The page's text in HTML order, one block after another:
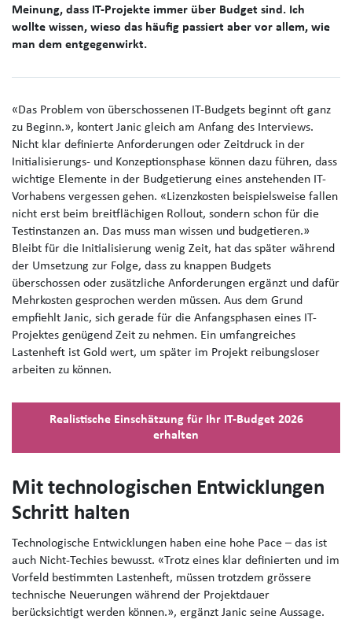
Meinung, dass IT-Projekte immer über Budget sind. Ich
wollte wissen, wieso das häufig passiert aber vor allem, wie
man dem entgegenwirkt.
«Das Problem von überschossenen IT-Budgets beginnt oft ganz
zu Beginn.», kontert Janic gleich am Anfang des Interviews.
Nicht klar definierte Anforderungen oder Zeitdruck in der
Initialisierungs- und Konzeptionsphase können dazu führen, dass
wichtige Elemente in der Budgetierung eines anstehenden IT-
Vorhabens vergessen gehen. «Lizenzkosten beispielsweise fallen
nicht erst beim breitflächigen Rollout, sondern schon für die
Testinstanzen an. Das muss man wissen und budgetieren.»
Bleibt für die Initialisierung wenig Zeit, hat das später während
der Umsetzung zur Folge, dass zu knappen Budgets
überschossen oder zusätzliche Anforderungen ergänzt und dafür
Mehrkosten gesprochen werden müssen. Aus dem Grund
empfiehlt Janic, sich gerade für die Anfangsphasen eines IT-
Projektes genügend Zeit zu nehmen. Ein umfangreiches
Lastenheft ist Gold wert, um später im Projekt reibungsloser
arbeiten zu können.
Realistische Einschätzung für Ihr IT-Budget 2026
erhalten
Mit technologischen Entwicklungen
Schritt halten
Technologische Entwicklungen haben eine hohe Pace – das ist
auch Nicht-Techies bewusst. «Trotz eines klar definierten und im
Vorfeld bestimmten Lastenheft, müssen trotzdem grössere
technische Neuerungen während der Projektdauer
berücksichtigt werden können.», ergänzt Janic seine Aussage.